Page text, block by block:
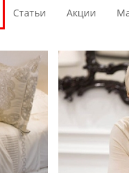
Статьи Акции